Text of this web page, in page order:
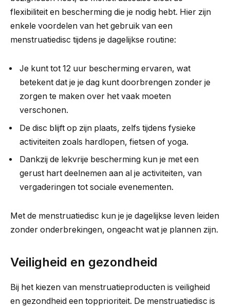
flexibiliteit en bescherming die je nodig hebt. Hier zijn
enkele voordelen van het gebruik van een
menstruatiedisc tijdens je dagelijkse routine:
Je kunt tot 12 uur bescherming ervaren, wat
betekent dat je je dag kunt doorbrengen zonder je
zorgen te maken over het vaak moeten
verschonen.
De disc blijft op zijn plaats, zelfs tijdens fysieke
activiteiten zoals hardlopen, fietsen of yoga.
Dankzij de lekvrije bescherming kun je met een
gerust hart deelnemen aan al je activiteiten, van
vergaderingen tot sociale evenementen.
Met de menstruatiedisc kun je je dagelijkse leven leiden
zonder onderbrekingen, ongeacht wat je plannen zijn.
Veiligheid en gezondheid
Bij het kiezen van menstruatieproducten is veiligheid
en gezondheid een topprioriteit. De menstruatiedisc is